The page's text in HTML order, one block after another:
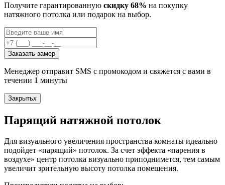
Получите гарантированную скидку 68% на покупку
натяжного потолка или подарок на выбор.
Заказать замер
Менеджер отправит SMS с промокодом и свяжется с вами в
течении 1 минуты
Закрытьx
Парящий натяжной потолок
Для визуального увеличения пространства комнаты идеально
подойдет «парящий» потолок. За счет эффекта «парения в
воздухе» центр потолка визуально приподнимется, тем самым
увеличит зрительную высоту потолка помещения.